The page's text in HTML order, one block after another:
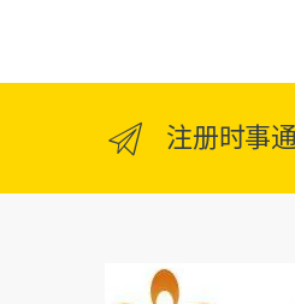
注册时事